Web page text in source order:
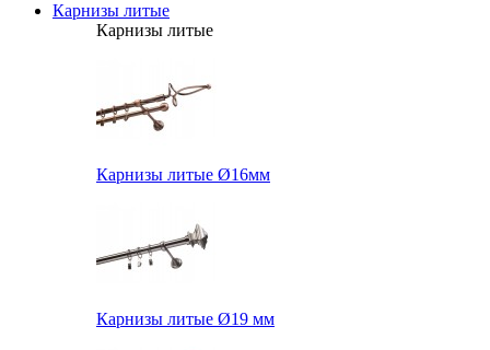
Карнизы литые
Карнизы литые
Карнизы литые Ø16мм
Карнизы литые Ø19 мм